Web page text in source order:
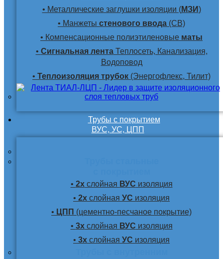
• Металлические заглушки изоляции (МЗИ)
• Манжеты стенового ввода (СВ)
• Компенсационные полиэтиленовые маты
• Сигнальная лентаТеплосеть, Канализация,
Водоповод
• Теплоизоляция трубок (Энергофлекс, Тилит)
Трубы с покрытием
ВУС, УС, ЦПП
• 2хслойная ВУС изоляция
• 2х слойная УС изоляция
• ЦПП (цементно-песчаное покрытие)
• 3хслойная ВУС изоляция
• 3х слойная УС изоляция